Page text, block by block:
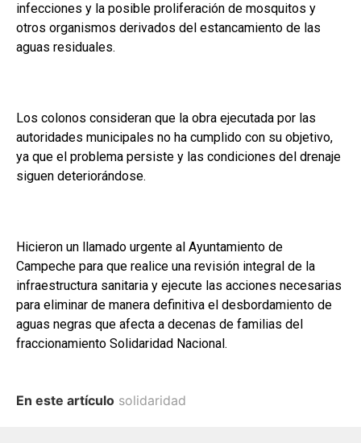
infecciones y la posible proliferación de mosquitos y
otros organismos derivados del estancamiento de las
aguas residuales.
Los colonos consideran que la obra ejecutada por las
autoridades municipales no ha cumplido con su objetivo,
ya que el problema persiste y las condiciones del drenaje
siguen deteriorándose.
Hicieron un llamado urgente al Ayuntamiento de
Campeche para que realice una revisión integral de la
infraestructura sanitaria y ejecute las acciones necesarias
para eliminar de manera definitiva el desbordamiento de
aguas negras que afecta a decenas de familias del
fraccionamiento Solidaridad Nacional.
En este artículo solidaridad